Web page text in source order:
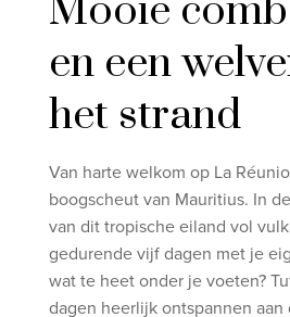
Bekijk alle thema's
Mooie
en een
het strand
Van harte welkom op La
boogscheut van Mauritius. In
van dit tropische eiland vol
gedurende vijf dagen met je
wat te heet onder je voeten?
dagen heerlijk ontspannen aan